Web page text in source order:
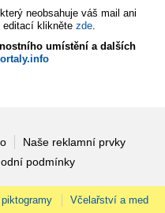
neobsahuje váš mail ani
editací klikněte zde.
umístění a dalších
Naše reklamní prvky
podmínky
Včelařství a med